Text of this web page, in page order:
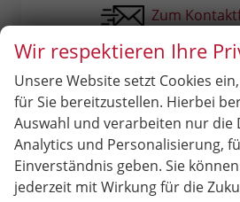
Zum
Wir respektieren Ihre
Unsere Website setzt Cookies
für Sie bereitzustellen. Hierbei
Auswahl und verarbeiten nur die
Analytics und Personalisierung,
Einverständnis geben. Sie
jederzeit mit Wirkung für die